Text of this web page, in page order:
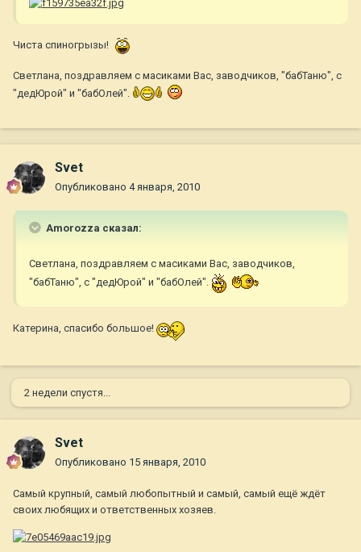
Чиста спиногрызы!
Светлана, поздравляем с масиками Вас, заводчиков, "бабТаню", с
"дедЮрой" и "бабОлей".
Svet
Опубликовано 4 января, 2010
Amorozza сказал:
Светлана, поздравляем с масиками Вас, заводчиков,
"бабТаню", с "дедЮрой" и "бабОлей".
Катерина, спасибо большое!
2 недели спустя...
Svet
Опубликовано 15 января, 2010
Самый крупный, самый любопытный и самый, самый ещё ждёт
своих любящих и ответственных хозяев.